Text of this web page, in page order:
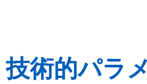
技術的パラ